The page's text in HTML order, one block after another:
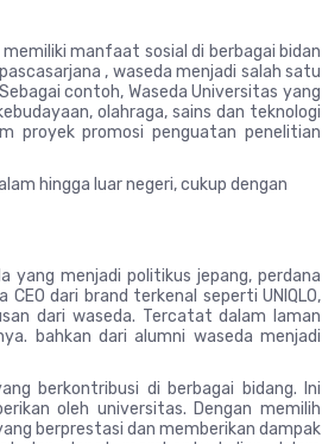
manfaat sosial di berbagai bidan
, waseda menjadi salah satu
contoh, Waseda Universitas yang
olahraga, sains dan teknologi
proyek promosi penguatan penelitian
hingga luar negeri, cukup dengan
yang menjadi politikus jepang, perdana
dari brand terkenal seperti UNIQLO,
dari waseda. Tercatat dalam laman
bahkan dari alumni waseda menjadi
berkontribusi di berbagai bidang. Ini
oleh universitas. Dengan memilih
berprestasi dan memberikan dampak